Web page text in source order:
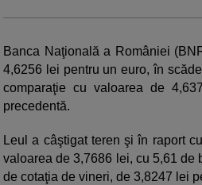
Banca Naţională a României
4,6256 lei pentru un euro, în
comparaţie cu valoarea de
precedentă.
Leul a câştigat teren şi în raport
valoarea de 3,7686 lei, cu 5,61 de
de cotaţia de vineri, de 3,8247 lei